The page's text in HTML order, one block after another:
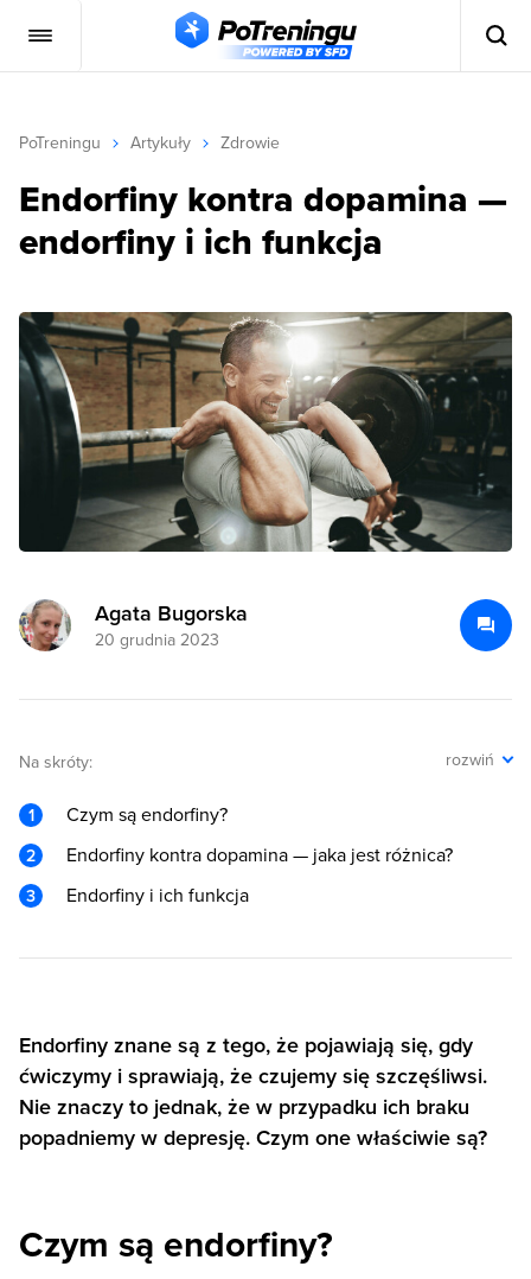
PoTreningu Artykuły Zdrowie
Endorfiny kontra dopamina —
endorfiny i ich funkcja
Agata Bugorska
20 grudnia 2023
Na skróty: rozwiń
Czym są endorfiny?
Endorfiny kontra dopamina — jaka jest różnica?
Endorfiny i ich funkcja
Endorfiny znane są z tego, że pojawiają się, gdy
ćwiczymy i sprawiają, że czujemy się szczęśliwsi.
Nie znaczy to jednak, że w przypadku ich braku
popadniemy w depresję. Czym one właściwie są?
Czym są endorfiny?